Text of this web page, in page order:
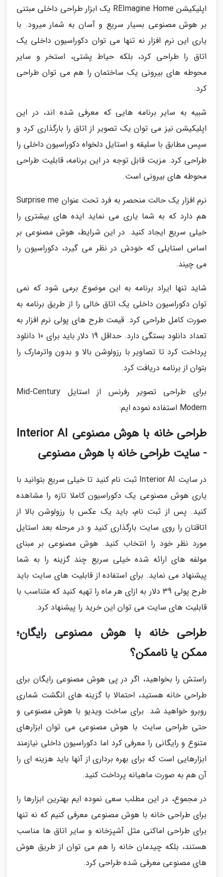
اپلیکیشن REImagine Home یک ابزار طراحی داخلی مبتنی
بر هوش مصنوعی بسیار سریع و آسان به شمار میرود. با
یاری این نرم افزار نه تنها می توان دکوراسیون داخلی یک
اتاق را طراحی کرد، بلکه حیاط پشتی، استخر و سایر
محوطه های بیرونی یک ساختمان را هم می توان طراحی
کرد.
شبیه به سایر برنامه هایی که معرفی شده اند، در این
اپلیکیشن نیز می توان یک تصویر از اتاق را بارگذاری کرد و
سپس مطابق با سلیقه و استایل دلخواه دکوراسیون داخلی را
طراحی کرد. مزیت قابل توجه در این برنامه، قابلیت طراحی
محوطه های بیرونی است.
نرم افزار یک حالت منحصر به فرد تحت عنوان Surprise me
هم دارد که به شما یاری می نماید ایده های بیشتری را
خیلی سریع ایجاد کنید. در این شرایط، هوش مصنوعی بر
اساس استایلی که خودش در نظر می گیرد، دکوراسیون را
می چیند.
شاید تنها ایراد برنامه به این موضوع برمی شود که نمی
توان دکوراسیون داخلی یک اتاق خالی را از طریق برنامه به
صورت کامل طراحی کرد. قیمت طرح های پولی نرم افزار به
تعداد دانلود بستگی دارد. حداقل 19 دلار باید برای 10 دانلود
پرداخت کرد تا تصاویر با رزولوشن بالا و بدون واترمارک را
بتوان از برنامه دریافت کرد.
برای طراحی تصویر رفرنس از استایل Mid-Century
Modern استفاده نموده ایم:
طراحی خانه با هوش مصنوعی Interior AI
- سایت طراحی خانه با هوش مصنوعی
در سایت Interior AI ثبت نام کنید تا خیلی سریع بتوانید با
یاری هوش مصنوعی یک دکوراسیون کاملا تازه را مشاهده
کنید. پس از ثبت نام، باید یک عکس با رزولوشن بالا از
اتاقتان را روی سایت بارگذاری کنید و در مرحله بعد استایل
مورد نظر خود را انتخاب کنید. هوش مصنوعی بر مبنای
مولفه های ارائه شده خیلی سریع چند گزینه را به شما
پیشنهاد می نماید. برای استفاده از قابلیت های سایت باید
طرح پولی 39 دلار به ازای هر ماه را تهیه کنید که متناسب با
قابلیت های سایت می توان این خرید را پیشنهاد کرد.
طراحی خانه با هوش مصنوعی رایگان؛
ممکن یا ناممکن؟
راستش را بخواهید، اگر در پی هوش مصنوعی رایگان برای
طراحی خانه هستید، احتمالا با گزینه های انگشت شماری
روبرو خواهید شد. برای ساخت ویدیو با هوش مصنوعی و
حتی طراحی سایت با هوش مصنوعی می توان ابزارهای
متنوع و رایگانی را معرفی کرد اما دکوراسیون داخلی نیازمند
ابزارهایی است که برای بهره برداری از آنها باید هزینه ای را
آن هم به صورت ماهیانه پرداخت کنید.
در مجموع، در این مطلب سعی نموده ایم بهترین ابزارها را
برای طراحی خانه با هوش مصنوعی معرفی کنیم که نه تنها
برای طراحی اماکنی مثل آشپزخانه و سایر اتاق ها مناسب
هستند، بلکه چیدمان خانه را هم می توان از طریق هوش
های مصنوعی معرفی شده طراحی کرد.